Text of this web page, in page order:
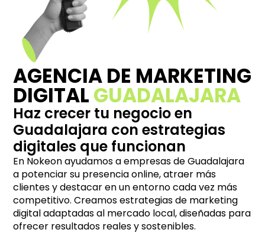
AGENCIA DE MARKETING
DIGITALGUADALAJARA
Haz crecer tu negocio en
Guadalajara con estrategias
digitales que funcionan
En Nokeon ayudamos a empresas de Guadalajara
a potenciar su presencia online, atraer más
clientes y destacar en un entorno cada vez más
competitivo. Creamos estrategias de marketing
digital adaptadas al mercado local, diseñadas para
ofrecer resultados reales y sostenibles.